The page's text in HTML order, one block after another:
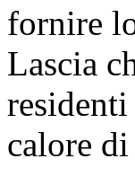
fornire
Lascia
calore